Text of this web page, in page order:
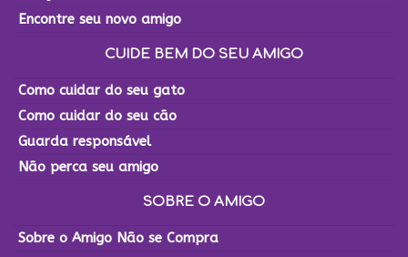
Encontre seu novo amigo
CUIDE BEM DO SEU AMIGO
Como cuidar do seu gato
Como cuidar do seu cão
Guarda responsável
Não perca seu amigo
SOBRE O AMIGO
Sobre o Amigo Não se Compra